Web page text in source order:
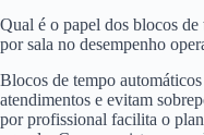
Qual é o papel dos blocos
por sala no desempenho
Blocos de tempo
atendimentos e evitam
por profissional facilita o